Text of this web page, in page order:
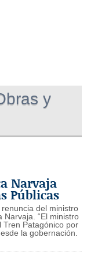
y
Narvaja
Públicas
del ministro
Narvaja. “El ministro
Tren Patagónico por
la gobernación.